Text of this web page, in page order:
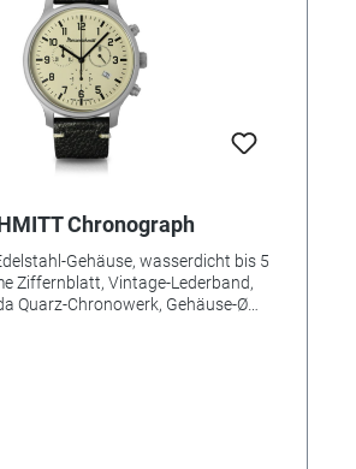
Chronograph
Gehäuse, wasserdicht bis 5
Ziffernblatt, Vintage-Lederband,
Quarz-Chronowerk, Gehäuse-Ø